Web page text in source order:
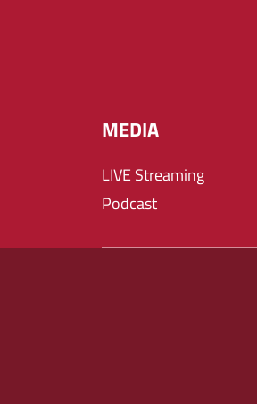
MEDIA
LIVE Streaming
Podcast